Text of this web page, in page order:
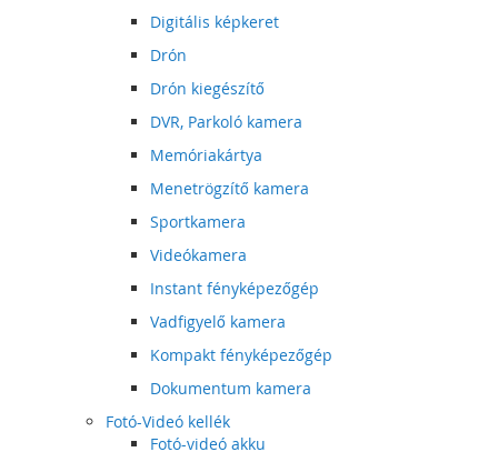
Digitális képkeret
Drón
Drón kiegészítő
DVR, Parkoló kamera
Memóriakártya
Menetrögzítő kamera
Sportkamera
Videókamera
Instant fényképezőgép
Vadfigyelő kamera
Kompakt fényképezőgép
Dokumentum kamera
Fotó-Videó kellék
Fotó-videó akku